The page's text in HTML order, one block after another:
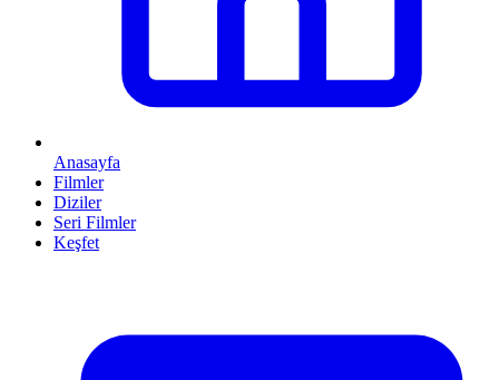
Anasayfa
Filmler
Diziler
Seri Filmler
Keşfet